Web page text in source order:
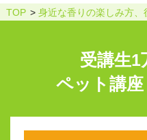
TOP 身近な香りの楽しみ方、
受講生1
ペット講